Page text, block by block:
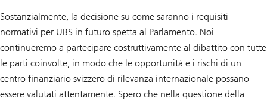
Sostanzialmente, la decisione su come saranno i requisiti
normativi per UBS in futuro spetta al Parlamento. Noi
continueremo a partecipare costruttivamente al dibattito con tutte
le parti coinvolte, in modo che le opportunità e i rischi di un
centro finanziario svizzero di rilevanza internazionale possano
essere valutati attentamente. Spero che nella questione della